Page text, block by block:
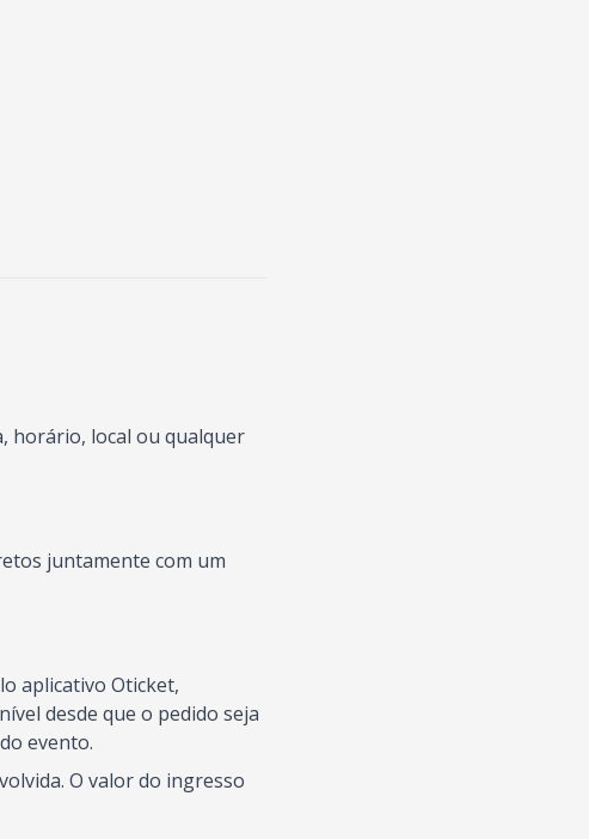
horário, local ou qualquer
juntamente com um
aplicativo Oticket,
desde que o pedido seja
evento.
O valor do ingresso